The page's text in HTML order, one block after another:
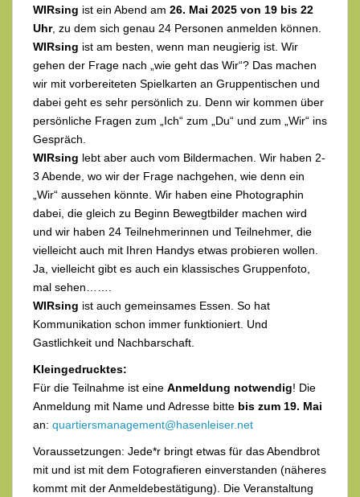
WIRsing ist ein Abend am 26. Mai 2025 von 19 bis 22
Uhr, zu dem sich genau 24 Personen anmelden können.
WIRsing ist am besten, wenn man neugierig ist. Wir
gehen der Frage nach „wie geht das Wir“? Das machen
wir mit vorbereiteten Spielkarten an Gruppentischen und
dabei geht es sehr persönlich zu. Denn wir kommen über
persönliche Fragen zum „Ich“ zum „Du“ und zum „Wir“ ins
Gespräch.
WIRsing lebt aber auch vom Bildermachen. Wir haben 2-
3 Abende, wo wir der Frage nachgehen, wie denn ein
„Wir“ aussehen könnte. Wir haben eine Photographin
dabei, die gleich zu Beginn Bewegtbilder machen wird
und wir haben 24 Teilnehmerinnen und Teilnehmer, die
vielleicht auch mit Ihren Handys etwas probieren wollen.
Ja, vielleicht gibt es auch ein klassisches Gruppenfoto,
mal sehen…….
WIRsing ist auch gemeinsames Essen. So hat
Kommunikation schon immer funktioniert. Und
Gastlichkeit und Nachbarschaft.
Kleingedrucktes:
Für die Teilnahme ist eine Anmeldung notwendig! Die
Anmeldung mit Name und Adresse bitte bis zum 19. Mai
an: quartiersmanagement@hasenleiser.net
Voraussetzungen: Jede*r bringt etwas für das Abendbrot
mit und ist mit dem Fotografieren einverstanden (näheres
kommt mit der Anmeldebestätigung). Die Veranstaltung